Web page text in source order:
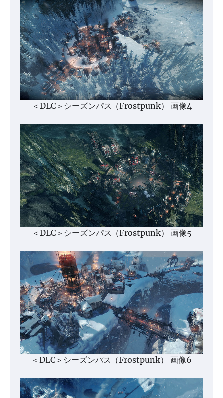
＜DLC＞シーズンパス（Frostpunk） 画像4
＜DLC＞シーズンパス（Frostpunk） 画像5
＜DLC＞シーズンパス（Frostpunk） 画像6